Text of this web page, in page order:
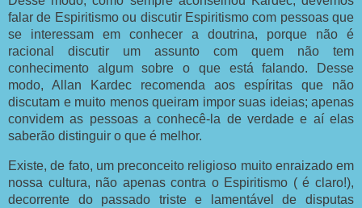
falar de Espiritismo ou discutir Espiritismo com pessoas que
se interessam em conhecer a doutrina, porque não é
racional discutir um assunto com quem não tem
conhecimento algum sobre o que está falando. Desse
modo, Allan Kardec recomenda aos espíritas que não
discutam e muito menos queiram impor suas ideias; apenas
convidem as pessoas a conhecê-la de verdade e aí elas
saberão distinguir o que é melhor.
Existe, de fato, um preconceito religioso muito enraizado em
nossa cultura, não apenas contra o Espiritismo ( é claro!),
decorrente do passado triste e lamentável de disputas